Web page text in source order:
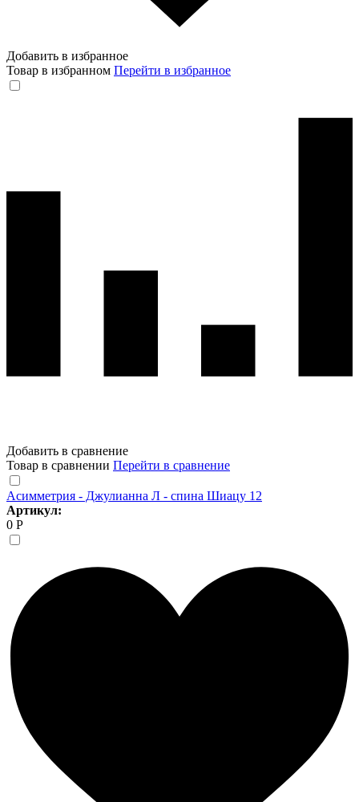
Добавить в избранное
Товар в избранном Перейти в избранное
Добавить в сравнение
Товар в сравнении Перейти в сравнение
Асимметрия - Джулианна Л - спина Шиацу 12
Артикул:
0 Р